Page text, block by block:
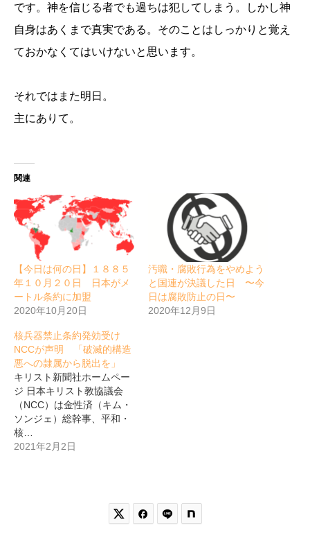
です。神を信じる者でも過ちは犯してしまう。しかし神
自身はあくまで真実である。そのことはしっかりと覚え
ておかなくてはいけないと思います。
それではまた明日。
主にありて。
関連
【今日は何の日】１８８５
年１０月２０日 日本がメ
ートル条約に加盟
2020年10月20日
汚職・腐敗行為をやめよう
と国連が決議した日 〜今
日は腐敗防止の日〜
2020年12月9日
核兵器禁止条約発効受け
NCCが声明 「破滅的構造
悪への隷属から脱出を」
キリスト新聞社ホームペー
ジ 日本キリスト教協議会
（NCC）は金性済（キム・
ソンジェ）総幹事、平和・
核…
2021年2月2日
 